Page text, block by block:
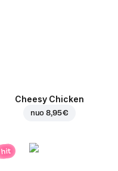
Cheesy Chicken
nuo8,95 €
hit